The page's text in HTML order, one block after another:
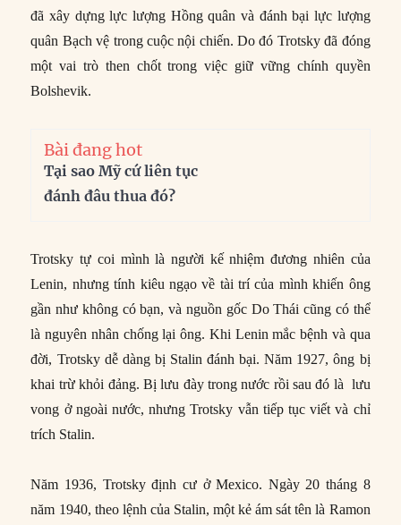
đã xây dựng lực lượng Hồng quân và đánh bại lực lượng
quân Bạch vệ trong cuộc nội chiến. Do đó Trotsky đã đóng
một vai trò then chốt trong việc giữ vững chính quyền
Bolshevik.
Bài đang hot
Tại sao Mỹ cứ liên tục
đánh đâu thua đó?
Trotsky tự coi mình là người kế nhiệm đương nhiên của
Lenin, nhưng tính kiêu ngạo về tài trí của mình khiến ông
gần như không có bạn, và nguồn gốc Do Thái cũng có thể
là nguyên nhân chống lại ông. Khi Lenin mắc bệnh và qua
đời, Trotsky dễ dàng bị Stalin đánh bại. Năm 1927, ông bị
khai trừ khỏi đảng. Bị lưu đày trong nước rồi sau đó là lưu
vong ở ngoài nước, nhưng Trotsky vẫn tiếp tục viết và chỉ
trích Stalin.
Năm 1936, Trotsky định cư ở Mexico. Ngày 20 tháng 8
năm 1940, theo lệnh của Stalin, một kẻ ám sát tên là Ramon